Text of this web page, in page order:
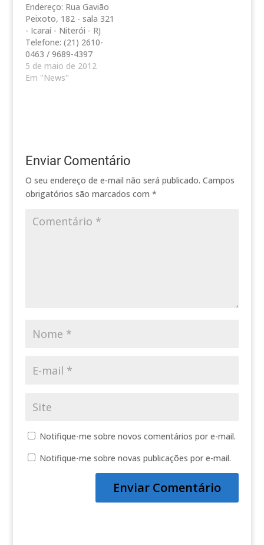
Endereço: Rua Gavião
Peixoto, 182 - sala 321
- Icaraí - Niterói - RJ
Telefone: (21) 2610-
0463 / 9689-4397
5 de maio de 2012
Em "News"
Enviar Comentário
O seu endereço de e-mail não será publicado. Campos
obrigatórios são marcados com *
Notifique-me sobre novos comentários por e-mail.
Notifique-me sobre novas publicações por e-mail.